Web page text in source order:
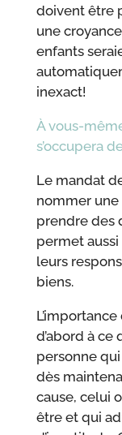
doivent être
une
enfants
inexact!
À vous-
s’occupera
Le mandat
nommer
prendre des
permet
leurs
biens.
d’abord à ce
personne
dès
cause, celui
être et qui